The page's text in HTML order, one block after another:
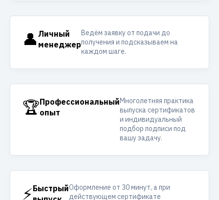
👤 Личный
менеджер
Ведём заявку от подачи до
получения и подсказываем на
каждом шаге.
🏆Профессиональный
опыт
Многолетняя практика
выпуска сертификатов
и индивидуальный
подбор подписи под
вашу задачу.
⚡БыстрыйОформление от 30 минут, а при
действующем сертификате